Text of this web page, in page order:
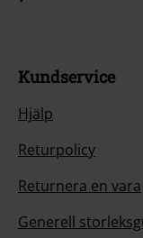
Kundservice
Hjälp
Returpolicy
Returnera en vara
Generell